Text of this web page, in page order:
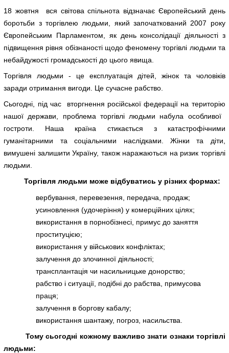
18 жовтня вся світова спільнота відзначає Європейський день
боротьби з торгівлею людьми, який започаткований 2007 року
Європейським Парламентом, як день консолідації діяльності з
підвищення рівня обізнаності щодо феномену торгівлі людьми та
небайдужості громадськості до цього явища.
Торгівля людьми - це експлуатація дітей, жінок та чоловіків
заради отримання вигоди. Це сучасне рабство.
Сьогодні, під час вторгнення російської федерації на територію
нашої держави, проблема торгівлі людьми набула особливої ​​
гостроти. Наша країна стикається з катастрофічними
гуманітарними та соціальними наслідками. Жінки та діти,
вимушені залишити Україну, також наражаються на ризик торгівлі
людьми.
Торгівля людьми може відбуватись у різних формах:
вербування, перевезення, передача, продаж;
усиновлення (удочеріння) у комерційних цілях;
використання в порнобізнесі, примус до заняття
проституцією;
використання у військових конфліктах;
залучення до злочинної діяльності;
трансплантація чи насильницьке донорство;
рабство і ситуації, подібні до рабства, примусова
праця;
залучення в боргову кабалу;
використання шантажу, погроз, насильства.
Тому сьогодні кожному важливо знати ознаки торгівлі
людьми: